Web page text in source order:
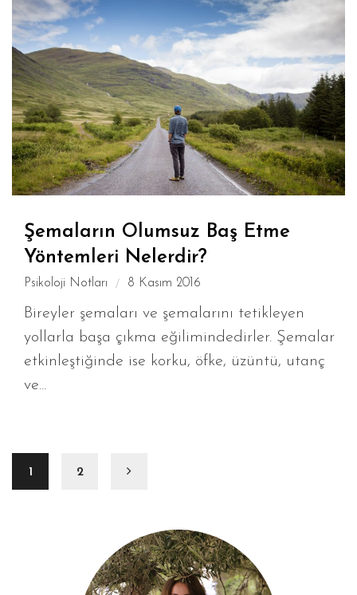
Şemaların Olumsuz Baş Etme
Yöntemleri Nelerdir?
Psikoloji Notları 8 Kasım 2016
Bireyler şemaları ve şemalarını tetikleyen
yollarla başa çıkma eğilimindedirler. Şemalar
etkinleştiğinde ise korku, öfke, üzüntü, utanç
ve...
1 2